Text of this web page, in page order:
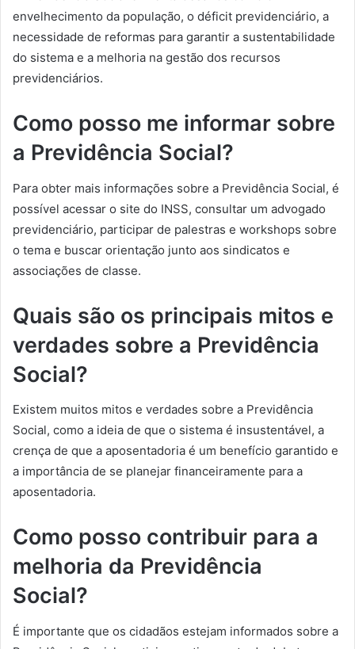
envelhecimento da população, o déficit previdenciário, a
necessidade de reformas para garantir a sustentabilidade
do sistema e a melhoria na gestão dos recursos
previdenciários.
Como posso me informar sobre
a Previdência Social?
Para obter mais informações sobre a Previdência Social, é
possível acessar o site do INSS, consultar um advogado
previdenciário, participar de palestras e workshops sobre
o tema e buscar orientação junto aos sindicatos e
associações de classe.
Quais são os principais mitos e
verdades sobre a Previdência
Social?
Existem muitos mitos e verdades sobre a Previdência
Social, como a ideia de que o sistema é insustentável, a
crença de que a aposentadoria é um benefício garantido e
a importância de se planejar financeiramente para a
aposentadoria.
Como posso contribuir para a
melhoria da Previdência
Social?
É importante que os cidadãos estejam informados sobre a